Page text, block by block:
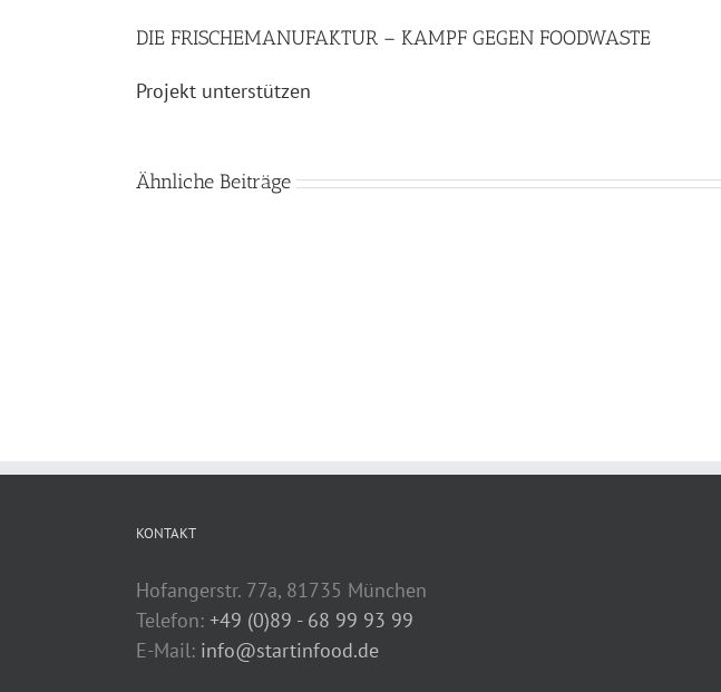
DIE FRISCHEMANUFAKTUR – KAMPF GEGEN FOODWASTE
Projekt unterstützen
Ähnliche Beiträge
KONTAKT
Hofangerstr. 77a, 81735 München
Telefon: +49 (0)89 - 68 99 93 99
E-Mail: info@startinfood.de